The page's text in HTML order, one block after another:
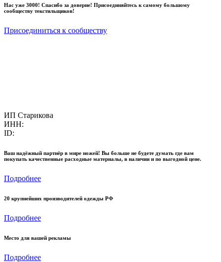
Нас уже 3000! Спасибо за доверие! Присоединяйтесь к самому большому
сообществу текстильщиков!
Присоединиться к сообществу
ИП Старикова
ИНН:
ID:
Ваш надёжный партнёр в мире ножей! Вы больше не будете думать где вам
покупать качественные расходные материалы, в наличии и по выгодной цене.
Подробнее
20 крупнейших производителей одежды РФ
Подробнее
Место для вашей рекламы
Подробнее